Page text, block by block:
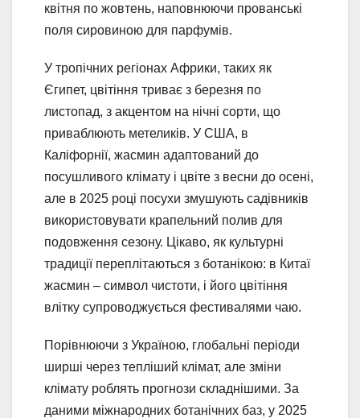
квітня по жовтень, наповнюючи прованські
поля сировиною для парфумів.
У тропічних регіонах Африки, таких як
Єгипет, цвітіння триває з березня по
листопад, з акцентом на нічні сорти, що
приваблюють метеликів. У США, в
Каліфорнії, жасмин адаптований до
посушливого клімату і цвіте з весни до осені,
але в 2025 році посухи змушують садівників
використовувати крапельний полив для
подовження сезону. Цікаво, як культурні
традиції переплітаються з ботанікою: в Китаї
жасмин – символ чистоти, і його цвітіння
влітку супроводжується фестивалями чаю.
Порівнюючи з Україною, глобальні періоди
ширші через тепліший клімат, але зміни
клімату роблять прогнози складнішими. За
даними міжнародних ботанічних баз, у 2025